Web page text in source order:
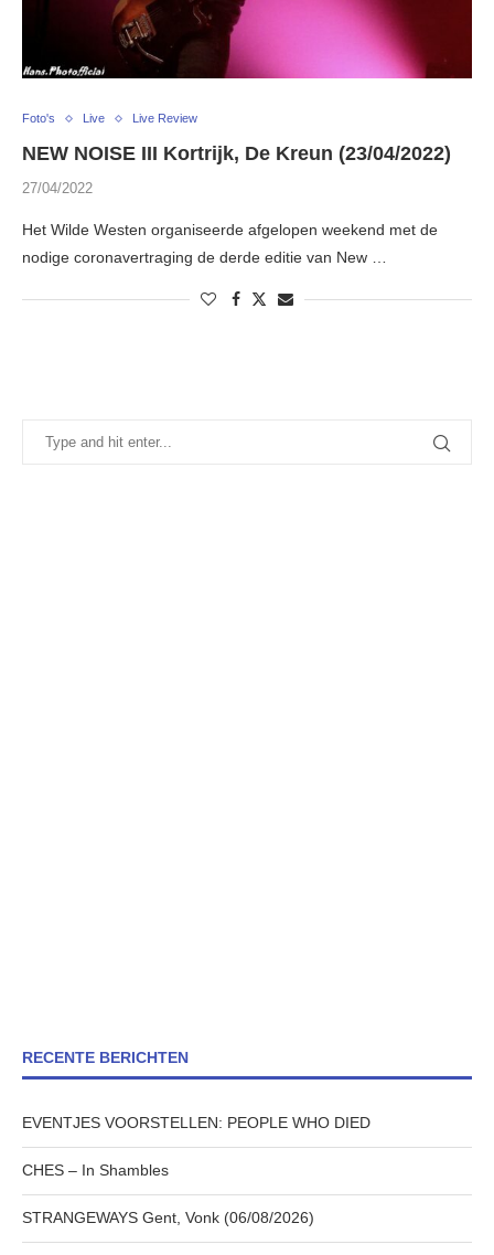
Foto's Live Live Review
NEW NOISE III Kortrijk, De Kreun (23/04/2022)
27/04/2022
Het Wilde Westen organiseerde afgelopen weekend met de
nodige coronavertraging de derde editie van New …
RECENTE BERICHTEN
EVENTJES VOORSTELLEN: PEOPLE WHO DIED
CHES – In Shambles
STRANGEWAYS Gent, Vonk (06/08/2026)